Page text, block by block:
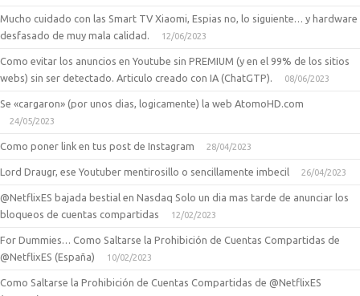
Mucho cuidado con las Smart TV Xiaomi, Espias no, lo siguiente… y hardware
desfasado de muy mala calidad.
12/06/2023
Como evitar los anuncios en Youtube sin PREMIUM (y en el 99% de los sitios
webs) sin ser detectado. Articulo creado con IA (ChatGTP).
08/06/2023
Se «cargaron» (por unos dias, logicamente) la web AtomoHD.com
24/05/2023
Como poner link en tus post de Instagram 28/04/2023
Lord Draugr, ese Youtuber mentirosillo o sencillamente imbecil 26/04/2023
@NetflixES bajada bestial en Nasdaq Solo un dia mas tarde de anunciar los
bloqueos de cuentas compartidas
12/02/2023
For Dummies… Como Saltarse la Prohibición de Cuentas Compartidas de
@NetflixES (España)
10/02/2023
Como Saltarse la Prohibición de Cuentas Compartidas de @NetflixES